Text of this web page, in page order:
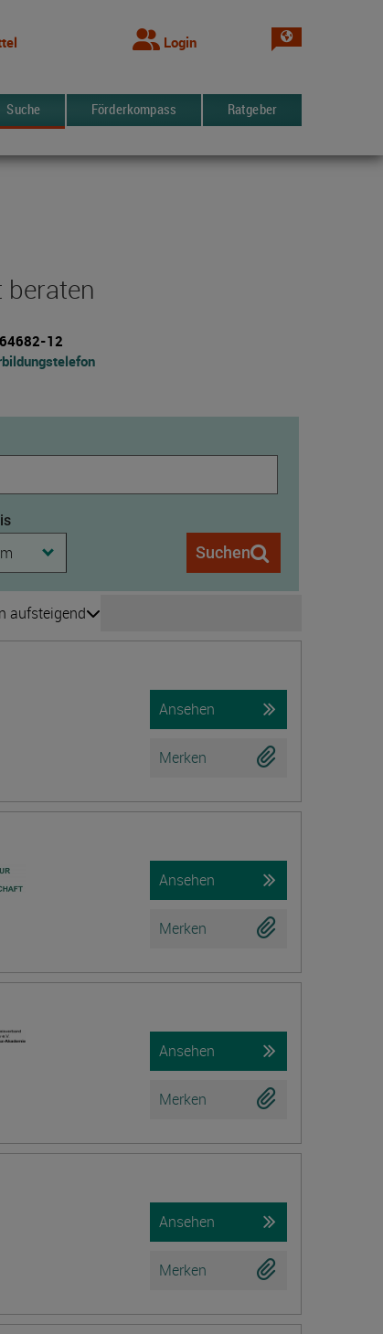
Login Sprache
Suche Förderkompass Ratgeber
beraten
12
Suchen
wechseln
aufsteigend
Ansehen
Merken
Ansehen
Merken
Ansehen
Merken
Ansehen
Merken